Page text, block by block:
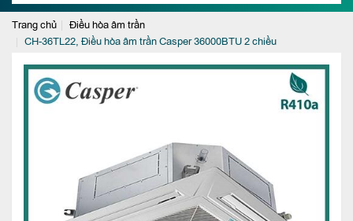
Trang chủ
Điều hòa âm trần
CH-36TL22, Điều hòa âm trần Casper 36000BTU 2 chiều